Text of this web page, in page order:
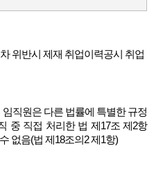
위반시 제재 취업이력공시 취업
직원은 다른 법률에 특별한 규정
중 직접 처리한 법 제17조 제2항
없음(법 제18조의2 제1항)